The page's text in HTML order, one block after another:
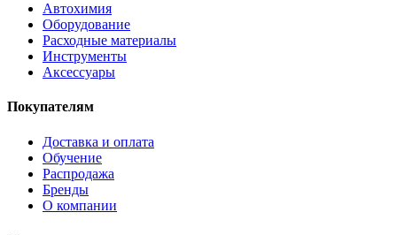
Автохимия
Оборудование
Расходные материалы
Инструменты
Аксессуары
Покупателям
Доставка и оплата
Обучение
Распродажа
Бренды
О компании